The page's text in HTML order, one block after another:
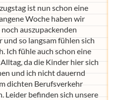
ist nun schon eine
Woche haben wir
auszupackenden
so langsam fühlen sich
Ich fühle auch schon eine
da die Kinder hier sich
und ich nicht dauernd
dichten Berufsverkehr
Leider befinden sich unsere